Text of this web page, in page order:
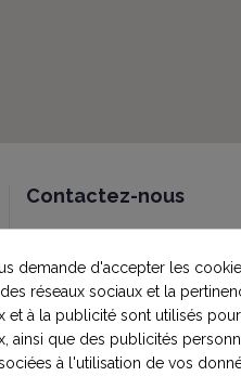
Contactez-nous
Sujet
Adresse e-mail
demande d'accepter les
réseaux sociaux et la
et à la publicité sont utilisés
ainsi que des publicités
à l'utilisation de vos